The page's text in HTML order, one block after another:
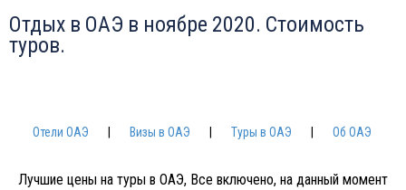
Отдых в ОАЭ в ноябре 2020. Стоимость
туров.
Отели ОАЭ Визы в ОАЭ Туры в ОАЭ Об ОАЭ
Лучшие цены на туры в ОАЭ, Все включено, на данный момент